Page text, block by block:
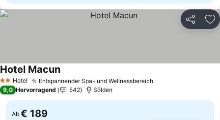
Teilen
2 Sterne
Hotel Entspannender Spa- und Wellnessbereich
Hotel Macun
9,0 Hervorragend 542 Sölden
Ab € 189